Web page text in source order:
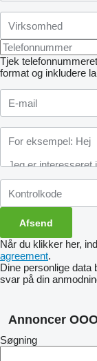
Tjek
format og inkludere
Når du klikker her,
agreement.
Dine personlige data
svar på din
Annoncer
Søgning